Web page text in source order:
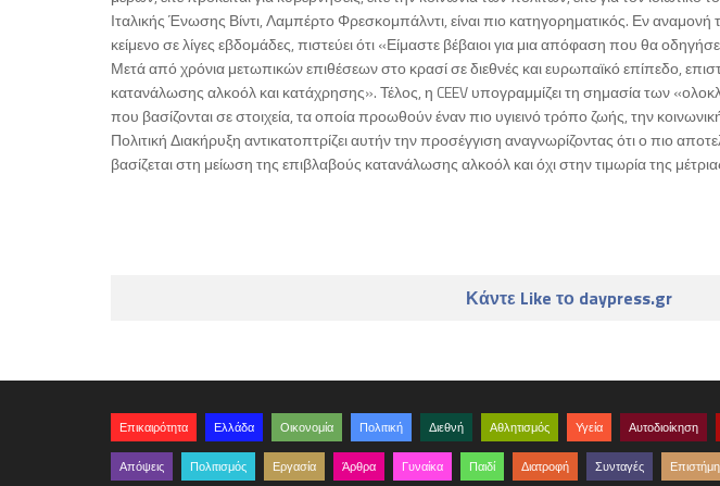
Ιταλικής Ένωσης Βίντι, Λαμπέρτο Φρεσκομπάλντι, είναι πιο κατηγορηματικός. Εν
κείμενο σε λίγες εβδομάδες, πιστεύει ότι «Είμαστε βέβαιοι για μια απόφαση που θα
Μετά από χρόνια μετωπικών επιθέσεων στο κρασί σε διεθνές και ευρωπαϊκό επίπεδο,
κατανάλωσης αλκοόλ και κατάχρησης». Τέλος, η CEEV υπογραμμίζει τη σημασία των
που βασίζονται σε στοιχεία, τα οποία προωθούν έναν πιο υγιεινό τρόπο ζωής, την
Πολιτική Διακήρυξη αντικατοπτρίζει αυτήν την προσέγγιση αναγνωρίζοντας ότι ο πιο
βασίζεται στη μείωση της επιβλαβούς κατανάλωσης αλκοόλ και όχι στην τιμωρία της
Κάντε Like το daypress.gr
Επικαιρότητα Ελλάδα Οικονομία Πολιτική Διεθνή Αθλητισμός Υγεία Αυτοδιοίκηση
Απόψεις Πολιτισμός Εργασία Άρθρα Γυναίκα Παιδί Διατροφή Συνταγές Επιστήμη